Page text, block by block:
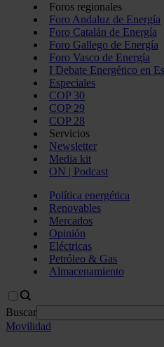
Foros regionales
Foro Andaluz de Energía
Foro Catalán de Energía
Foro Gallego de Energía
Foro Vasco de Energía
I Debate Energético en
Especiales
COP 30
COP 29
COP 28
Servicios
Newsletter
Media kit
ON | Podcast
Política energética
Renovables
Mercados
Opinión
Eléctricas
Petróleo & Gas
Almacenamiento
Buscar
Movilidad